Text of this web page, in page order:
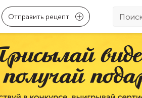
Отправить рецепт